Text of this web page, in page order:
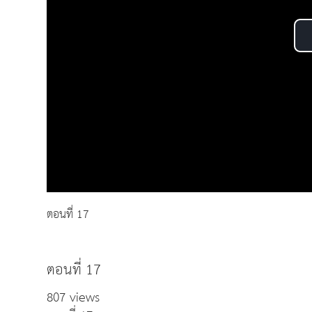
ตอนที่ 17
ตอนที่ 17
807 views